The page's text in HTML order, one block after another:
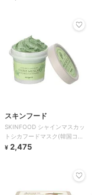
スキンフード
SKINFOOD シャインマスカッ
トシカフードマスク(韓国コス
メ)
¥ 2,475